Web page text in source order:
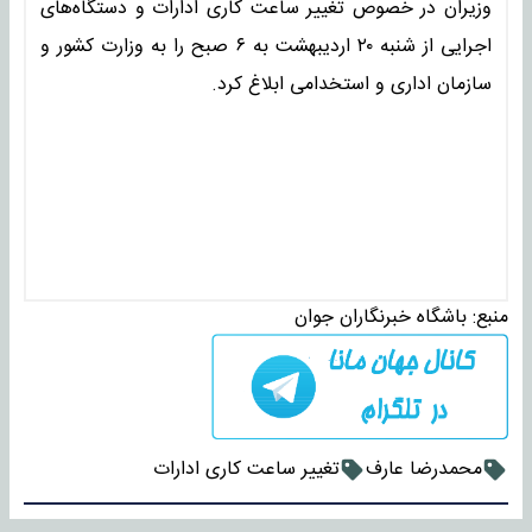
وزیران در خصوص تغییر ساعت کاری ادارات و دستگاه‌های
اجرایی از شنبه ۲۰ اردیبهشت به ۶ صبح را به وزارت کشور و
سازمان اداری و استخدامی ابلاغ کرد.
منبع:باشگاه خبرنگاران جوان
محمدرضا عارف تغییر ساعت کاری ادارات